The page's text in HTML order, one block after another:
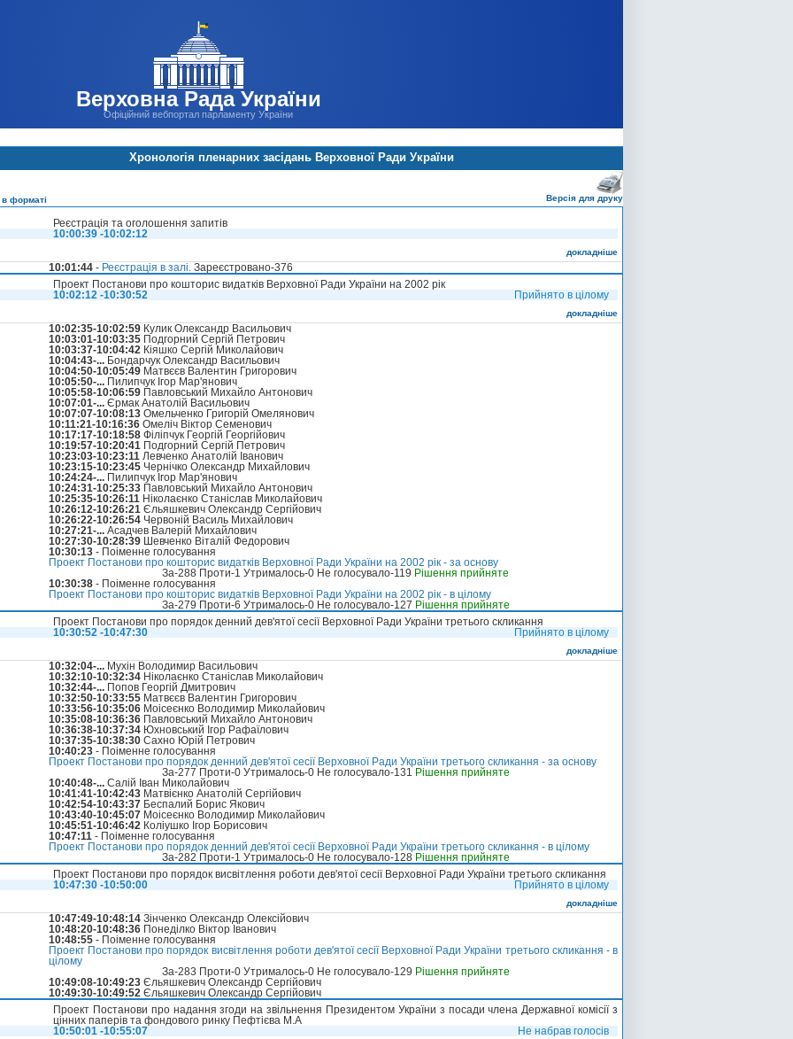
Верховна Рада України
Офіційний вебпортал парламенту України
Хронологія пленарних засідань Верховної Ради України
в форматі Версія для друку
Реєстрація та оголошення запитів
10:00:39 -10:02:12
докладніше
10:01:44 - Реєстрація в залі. Зареєстровано-376
Проект Постанови про кошторис видатків Верховної Ради України на 2002 рік
10:02:12 -10:30:52
Прийнято в цілому
докладніше
10:02:35-10:02:59 Кулик Олександр Васильович
10:03:01-10:03:35 Подгорний Сергій Петрович
10:03:37-10:04:42 Кіяшко Сергій Миколайович
10:04:43-... Бондарчук Олександр Васильович
10:04:50-10:05:49 Матвєєв Валентин Григорович
10:05:50-... Пилипчук Ігор Мар'янович
10:05:58-10:06:59 Павловський Михайло Антонович
10:07:01-... Єрмак Анатолій Васильович
10:07:07-10:08:13 Омельченко Григорій Омелянович
10:11:21-10:16:36 Омеліч Віктор Семенович
10:17:17-10:18:58 Філіпчук Георгій Георгійович
10:19:57-10:20:41 Подгорний Сергій Петрович
10:23:03-10:23:11 Левченко Анатолій Іванович
10:23:15-10:23:45 Чернічко Олександр Михайлович
10:24:24-... Пилипчук Ігор Мар'янович
10:24:31-10:25:33 Павловський Михайло Антонович
10:25:35-10:26:11 Ніколаєнко Станіслав Миколайович
10:26:12-10:26:21 Єльяшкевич Олександр Сергійович
10:26:22-10:26:54 Червоній Василь Михайлович
10:27:21-... Асадчев Валерій Михайлович
10:27:30-10:28:39 Шевченко Віталій Федорович
10:30:13 - Поіменне голосування
Проект Постанови про кошторис видатків Верховної Ради України на 2002 рік - за основу
За-288 Проти-1 Утрималось-0 Не голосувало-119 Рішення прийняте
10:30:38 - Поіменне голосування
Проект Постанови про кошторис видатків Верховної Ради України на 2002 рік - в цілому
За-279 Проти-6 Утрималось-0 Не голосувало-127 Рішення прийняте
Проект Постанови про порядок денний дев'ятої сесії Верховної Ради України третього скликання
10:30:52 -10:47:30
Прийнято в цілому
докладніше
10:32:04-... Мухін Володимир Васильович
10:32:10-10:32:34 Ніколаєнко Станіслав Миколайович
10:32:44-... Попов Георгій Дмитрович
10:32:50-10:33:55 Матвєєв Валентин Григорович
10:33:56-10:35:06 Моісеєнко Володимир Миколайович
10:35:08-10:36:36 Павловський Михайло Антонович
10:36:38-10:37:34 Юхновський Ігор Рафаїлович
10:37:35-10:38:30 Сахно Юрій Петрович
10:40:23 - Поіменне голосування
Проект Постанови про порядок денний дев'ятої сесії Верховної Ради України третього скликання - за основу
За-277 Проти-0 Утрималось-0 Не голосувало-131 Рішення прийняте
10:40:48-... Салій Іван Миколайович
10:41:41-10:42:43 Матвієнко Анатолій Сергійович
10:42:54-10:43:37 Беспалий Борис Якович
10:43:40-10:45:07 Моісеєнко Володимир Миколайович
10:45:51-10:46:42 Коліушко Ігор Борисович
10:47:11 - Поіменне голосування
Проект Постанови про порядок денний дев'ятої сесії Верховної Ради України третього скликання - в цілому
За-282 Проти-1 Утрималось-0 Не голосувало-128 Рішення прийняте
Проект Постанови про порядок висвітлення роботи дев'ятої сесії Верховної Ради України третього скликання
10:47:30 -10:50:00
Прийнято в цілому
докладніше
10:47:49-10:48:14 Зінченко Олександр Олексійович
10:48:20-10:48:36 Понеділко Віктор Іванович
10:48:55 - Поіменне голосування
Проект Постанови про порядок висвітлення роботи дев'ятої сесії Верховної Ради України третього скликання - в
цілому
За-283 Проти-0 Утрималось-0 Не голосувало-129 Рішення прийняте
10:49:08-10:49:23 Єльяшкевич Олександр Сергійович
10:49:30-10:49:52 Єльяшкевич Олександр Сергійович
Проект Постанови про надання згоди на звільнення Президентом України з посади члена Державної комісії з
цінних паперів та фондового ринку Пефтієва М.А
10:50:01 -10:55:07
Не набрав голосів